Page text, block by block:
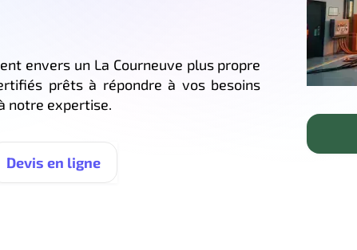
envers un La Courneuve plus propre
prêts à répondre à vos besoins
notre expertise.
Devis en ligne